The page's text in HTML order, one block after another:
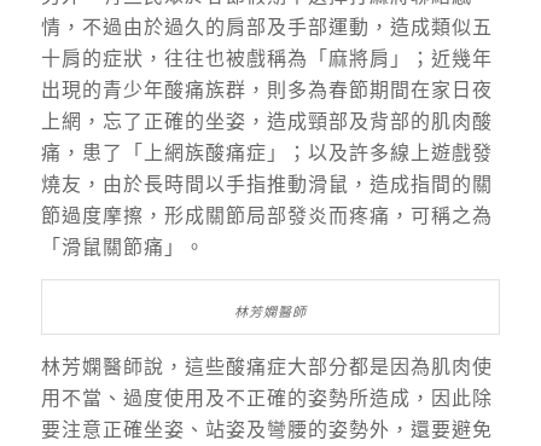
情，不過由於過久的肩部及手部運動，造成類似五
十肩的症狀，往往也被戲稱為「麻將肩」；近幾年
出現的青少年酸痛族群，則多為春節期間在家日夜
上網，忘了正確的坐姿，造成頸部及背部的肌肉酸
痛，患了「上網族酸痛症」；以及許多線上遊戲發
燒友，由於長時間以手指推動滑鼠，造成指間的關
節過度摩擦，形成關節局部發炎而疼痛，可稱之為
「滑鼠關節痛」。
林芳嫻醫師
林芳嫻醫師說，這些酸痛症大部分都是因為肌肉使
用不當、過度使用及不正確的姿勢所造成，因此除
要注意正確坐姿、站姿及彎腰的姿勢外，還要避免